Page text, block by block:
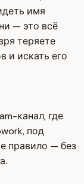
имя
— это всё
теряете
и искать его
канал, где
под
правило — без